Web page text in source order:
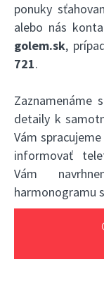
ponuky
alebo nás
golem.sk,
721.
Zaznamenáme
detaily k
Vám
informovať
Vám
harmonogramu